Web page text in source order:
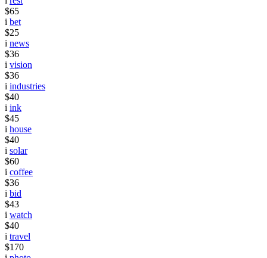
$65
i bet
$25
i news
$36
i vision
$36
i industries
$40
i ink
$45
i house
$40
i solar
$60
i coffee
$36
i bid
$43
i watch
$40
i travel
$170